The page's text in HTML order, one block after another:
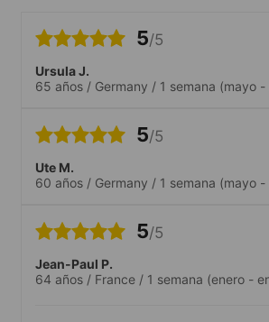
5/5
Ursula J.
65 años / Germany / 1 semana (mayo -
5/5
Ute M.
60 años / Germany / 1 semana (mayo -
5/5
Jean-Paul P.
64 años / France / 1 semana (enero -